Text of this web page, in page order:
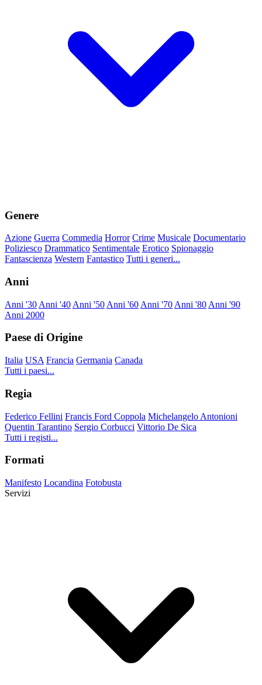
Genere
Azione Guerra Commedia Horror Crime Musicale Documentario
Poliziesco Drammatico Sentimentale Erotico Spionaggio
Fantascienza Western Fantastico Tutti i generi...
Anni
Anni '30 Anni '40 Anni '50 Anni '60 Anni '70 Anni '80 Anni '90
Anni 2000
Paese di Origine
Italia USA Francia Germania Canada
Tutti i paesi...
Regia
Federico Fellini Francis Ford Coppola Michelangelo Antonioni
Quentin Tarantino Sergio Corbucci Vittorio De Sica
Tutti i registi...
Formati
Manifesto Locandina Fotobusta
Servizi